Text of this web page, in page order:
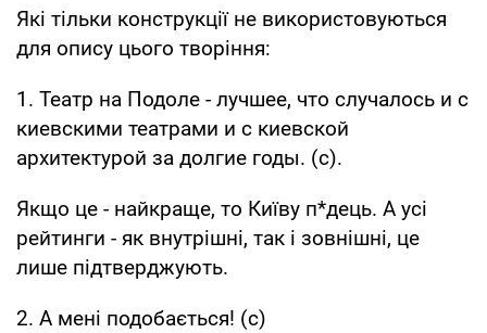
Які тільки конструкції не використовуються
для опису цього творіння:
1. Театр на Подоле - лучшее, что случалось и с
киевскими театрами и с киевской
архитектурой за долгие годы. (с).
Якщо це - найкраще, то Київу п*дець. А усі
рейтинги - як внутрішні, так і зовнішні, це
лише підтверджують.
2. А мені подобається! (с)